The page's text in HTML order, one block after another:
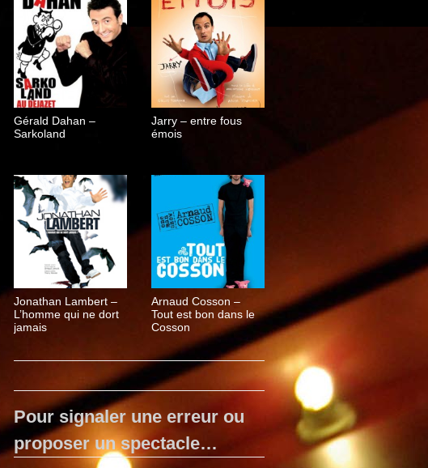
Gérald Dahan –
Sarkoland
Jarry – entre fous
émois
Jonathan Lambert –
L’homme qui ne dort
jamais
Arnaud Cosson –
Tout est bon dans le
Cosson
Pour signaler une erreur ou
proposer un spectacle…